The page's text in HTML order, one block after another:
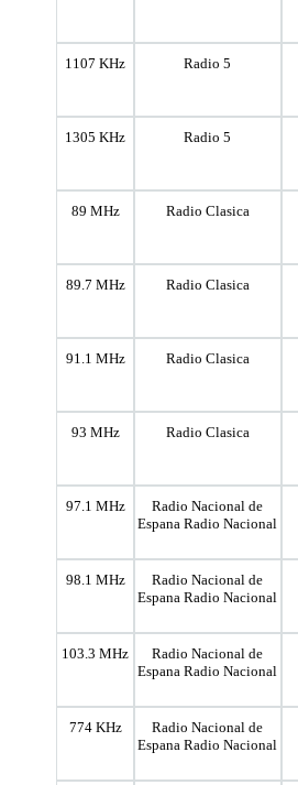
1107 KHz Radio 5
1305 KHz Radio 5
89 MHz Radio Clasica
89.7 MHz Radio Clasica
91.1 MHz Radio Clasica
93 MHz Radio Clasica
97.1 MHz
Radio Nacional de
Espana Radio Nacional
98.1 MHz
Radio Nacional de
Espana Radio Nacional
103.3 MHz
Radio Nacional de
Espana Radio Nacional
774 KHz
Radio Nacional de
Espana Radio Nacional